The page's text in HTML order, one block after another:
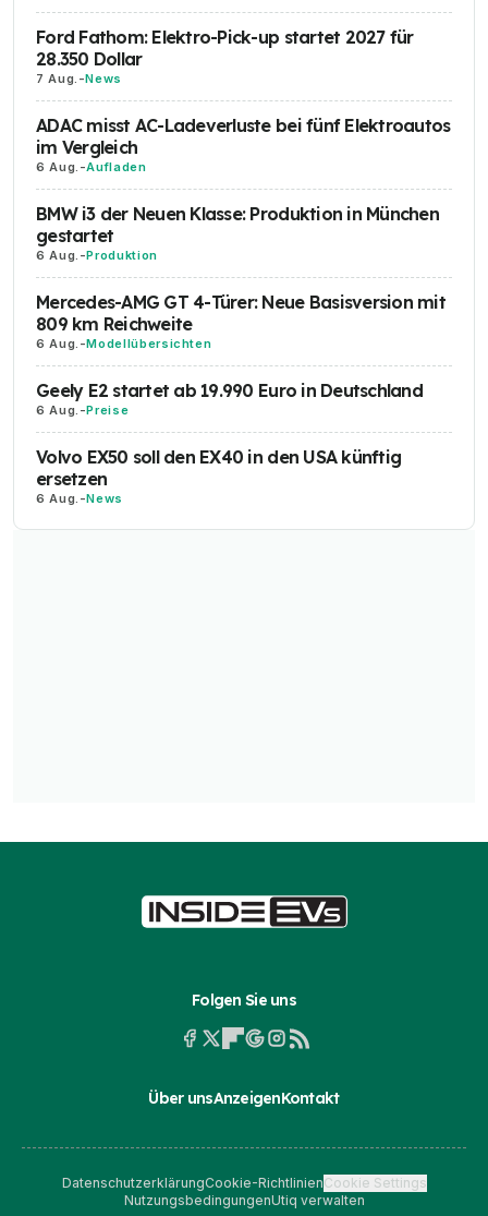
Ford Fathom: Elektro-Pick-up startet 2027 für
28.350 Dollar
7 Aug. -News
ADAC misst AC-Ladeverluste bei fünf Elektroautos
im Vergleich
6 Aug. -Aufladen
BMW i3 der Neuen Klasse: Produktion in München
gestartet
6 Aug. -Produktion
Mercedes-AMG GT 4-Türer: Neue Basisversion mit
809 km Reichweite
6 Aug. -Modellübersichten
Geely E2 startet ab 19.990 Euro in Deutschland
6 Aug. -Preise
Volvo EX50 soll den EX40 in den USA künftig
ersetzen
6 Aug. -News
Folgen Sie uns
Über unsAnzeigenKontakt
DatenschutzerklärungCookie-RichtlinienCookie Settings
NutzungsbedingungenUtiq verwalten